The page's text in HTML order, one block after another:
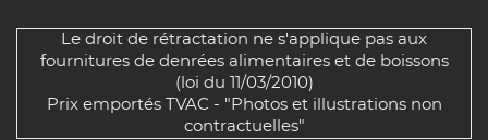
Le droit de rétractation ne s'applique pas aux
fournitures de denrées alimentaires et de boissons
(loi du 11/03/2010)
Prix emportés TVAC - "Photos et illustrations non
contractuelles"